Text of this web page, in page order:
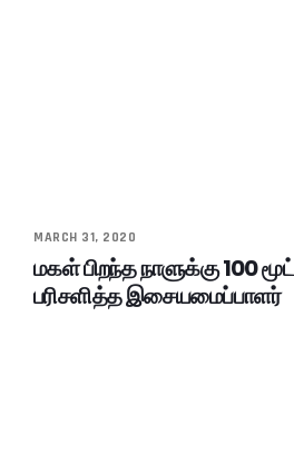
MARCH 31, 2020
மகள் பிறந்த நாளுக்கு 100
பரிசளித்த இசையமைப்பாளர்